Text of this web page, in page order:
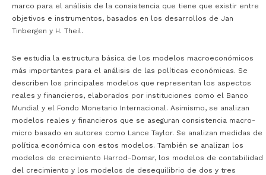
marco para el análisis de la consistencia que tiene que existir entre
objetivos e instrumentos, basados en los desarrollos de Jan
Tinbergen y H. Theil.
Se estudia la estructura básica de los modelos macroeconómicos
más importantes para el análisis de las políticas económicas. Se
describen los principales modelos que representan los aspectos
reales y financieros, elaborados por instituciones como el Banco
Mundial y el Fondo Monetario Internacional. Asimismo, se analizan
modelos reales y financieros que se aseguran consistencia macro-
micro basado en autores como Lance Taylor. Se analizan medidas de
política económica con estos modelos. También se analizan los
modelos de crecimiento Harrod-Domar, los modelos de contabilidad
del crecimiento y los modelos de desequilibrio de dos y tres